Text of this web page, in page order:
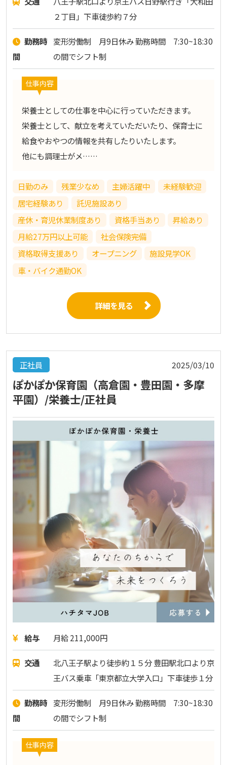
２丁目」下車徒歩約７分
勤務時
間
変形労働制 月9日休み 勤務時間 7:30~18:30
の間でシフト制
仕事内容
栄養士としての仕事を中心に行っていただきます。
栄養士として、献立を考えていただいたり、保育士に
給食やおやつの情報を共有したりいたします。
他にも調理士がメ……
日勤のみ 残業少なめ 主婦活躍中
未経験歓迎
居宅経験あり
託児施設あり
産休・育児休業制度あり
資格手当あり
昇給あり
月給27万円以上可能
社会保険完備
資格取得支援あり
オープニング
施設見学OK
車・バイク通勤OK
詳細を見る
正社員 2025/03/10
ぽかぽか保育園（高倉園・豊田園・多摩
平園）/栄養士/正社員
給与 月給 211,000円
交通
北八王子駅より徒歩約１５分 豊田駅北口より京
王バス乗車「東京都立大学入口」下車徒歩１分
勤務時
間
変形労働制 月9日休み 勤務時間 7:30~18:30
の間でシフト制
仕事内容